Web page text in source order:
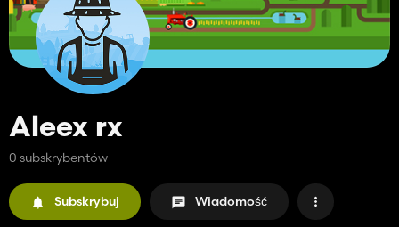
Aleex rx
0 subskrybentów
Subskrybuj Wiadomość